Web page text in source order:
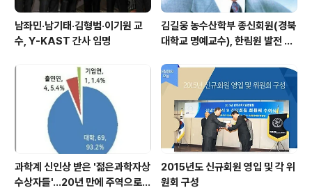
남좌민·남기태·김형범·이기원 교
수, Y-KAST 간사 임명
김길웅 농수산학부 종신회원(경북
대학교 명예교수), 한림원 발전 위
과학계 신인상 받은 '젊은과학자상
수상자들'…20년 만에 주역으로
2015년도 신규회원 영입 및 각 위
원회 구성